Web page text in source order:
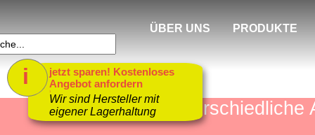
mehr als 4000
ÜBER UNS PRODUKTE
jetzt sparen! Kostenloses
Angebot anfordern
1
Wir sind Hersteller mit
eigener Lagerhaltung
i